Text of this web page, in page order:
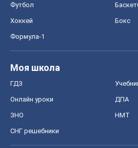
Футбол
Хоккей Бокс
Формула-1
Моя школа
ГДЗ
Онлайн уроки ДПА
ЗНО НМТ
СНГ решебники